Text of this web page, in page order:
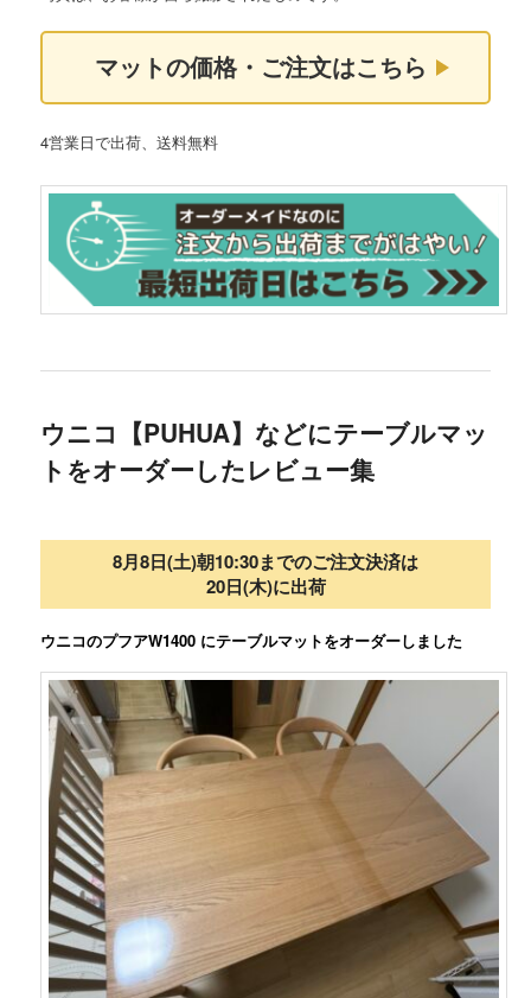
マットの価格・ご注文はこちら
4営業日で出荷、送料無料
ウニコ【PUHUA】などにテーブルマッ
トをオーダーしたレビュー集
8月8日(土)朝10:30までのご注文決済は
20日(木)に出荷
ウニコのプフアW1400 にテーブルマットをオーダーしました